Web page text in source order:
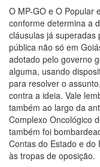
O MP-GO e O Popular
conforme determina a
cláusulas já superadas
pública não só em
adotado pelo governo
alguma, usando
para resolver o
contra a ideia. Vale
também ao largo da
Complexo Oncológico
também foi
Contas do Estado e do
às tropas de oposição.